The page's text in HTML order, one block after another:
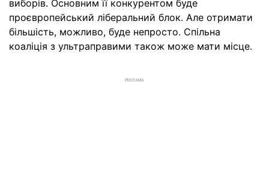
виборів. Основним її конкурентом буде
проєвропейський ліберальний блок. Але отримати
більшість, можливо, буде непросто. Спільна
коаліція з ультраправими також може мати місце.
РЕКЛАМА